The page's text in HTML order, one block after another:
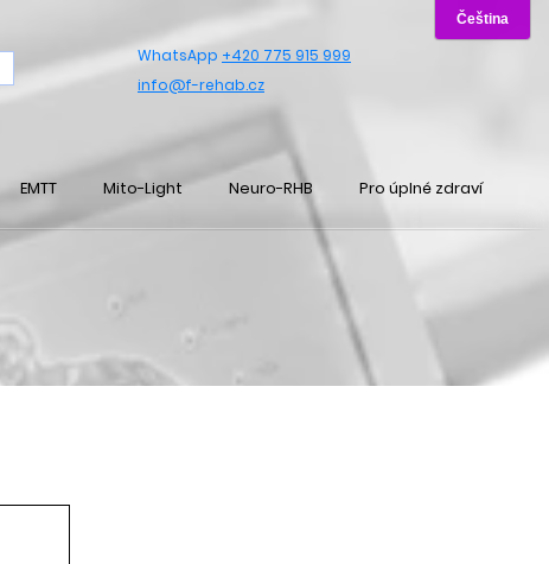
WhatsApp +420 775 915 999
info@f-rehab.cz
EMTT Mito-Light Neuro-RHB Pro úplné zdraví